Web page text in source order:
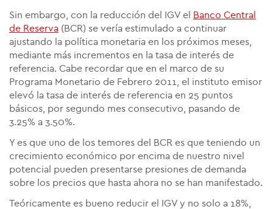
Sin embargo, con la reducción del IGV el
Banco Central
de Reserva (BCR) se vería estimulado a continuar
ajustando la política monetaria en los próximos meses,
mediante más incrementos en la tasa de interés de
referencia. Cabe recordar que en el marco de su
Programa Monetario de Febrero 2011, el instituto emisor
elevó la tasa de interés de referencia en 25 puntos
básicos, por segundo mes consecutivo, pasando de
3.25% a 3.50%.
Y es que uno de los temores del BCR es que teniendo un
crecimiento económico por encima de nuestro nivel
potencial pueden presentarse presiones de demanda
sobre los precios que hasta ahora no se han manifestado.
Teóricamente es bueno reducir el IGV y no solo a 18%,